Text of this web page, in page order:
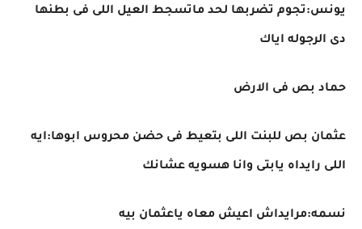
يونس:تجوم تضربها لحد ماتسجط العيل اللى فى بطنها
دى الرجوله اياك
حماد بص فى الارض
عثمان بص للبنت اللى بتعيط فى حضن محروس ابوها:ايه
اللى رايداه يابتى وانا هسويه عشانك
نسمه:مرايداش اعيش معاه ياعثمان بيه